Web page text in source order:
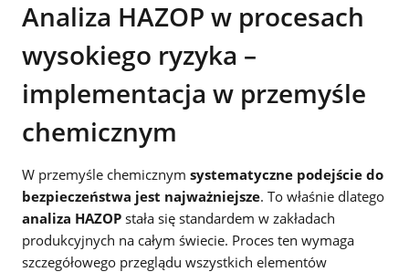
Analiza HAZOP w procesach
wysokiego ryzyka –
implementacja w przemyśle
chemicznym
W przemyśle chemicznym systematyczne podejście do
bezpieczeństwa jest najważniejsze. To właśnie dlatego
analiza HAZOP stała się standardem w zakładach
produkcyjnych na całym świecie. Proces ten wymaga
szczegółowego przeglądu wszystkich elementów